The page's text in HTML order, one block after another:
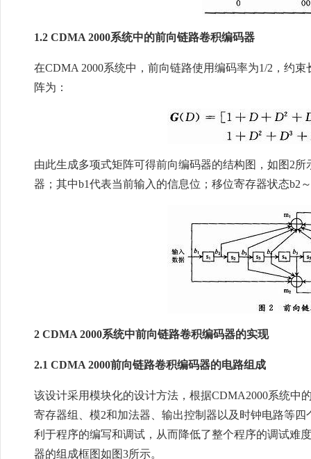
1.2 CDMA 2000系统中的前向链路卷积编码器
在CDMA 2000系统中，前向链路使用编码率为1/2，约
阵为：
由此生成多项式矩阵可得前向编码器的结构图，如图2所
器；其中b1代表当前输入的信息位；移位寄存器状态b2
2 CDMA 2000系统中前向链路卷积编码器的实现
2.1 CDMA 2000前向链路卷积编码器的电路组成
该设计采用模块化的设计方法，根据CDMA2000系统中
寄存器组、模2和加法器、输出控制器以及时钟电路等
利于程序的编写和调试，从而降低了整个程序的调试难
器的组成框图如图3所示。